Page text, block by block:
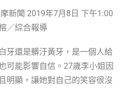
新聞 2019年7月8日 下午1:00
／綜合報導
牙還是髒汙黃牙，是一個人給
可能影響自信。27歲李小姐因
明顯，讓她對自己的笑容很沒